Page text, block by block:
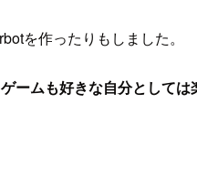
を作ったりもしました。
ームも好きな自分としては